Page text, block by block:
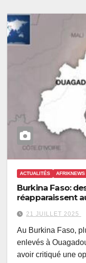
ACTUALITÉS AFRIKNEWS
Burkina Faso:
réapparaissent
21 JUILLET 2025
Au Burkina Faso,
enlevés à
avoir critiqué une